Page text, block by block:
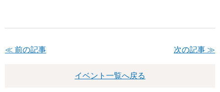
≪ 前の記事 次の記事 ≫
イベント一覧へ戻る